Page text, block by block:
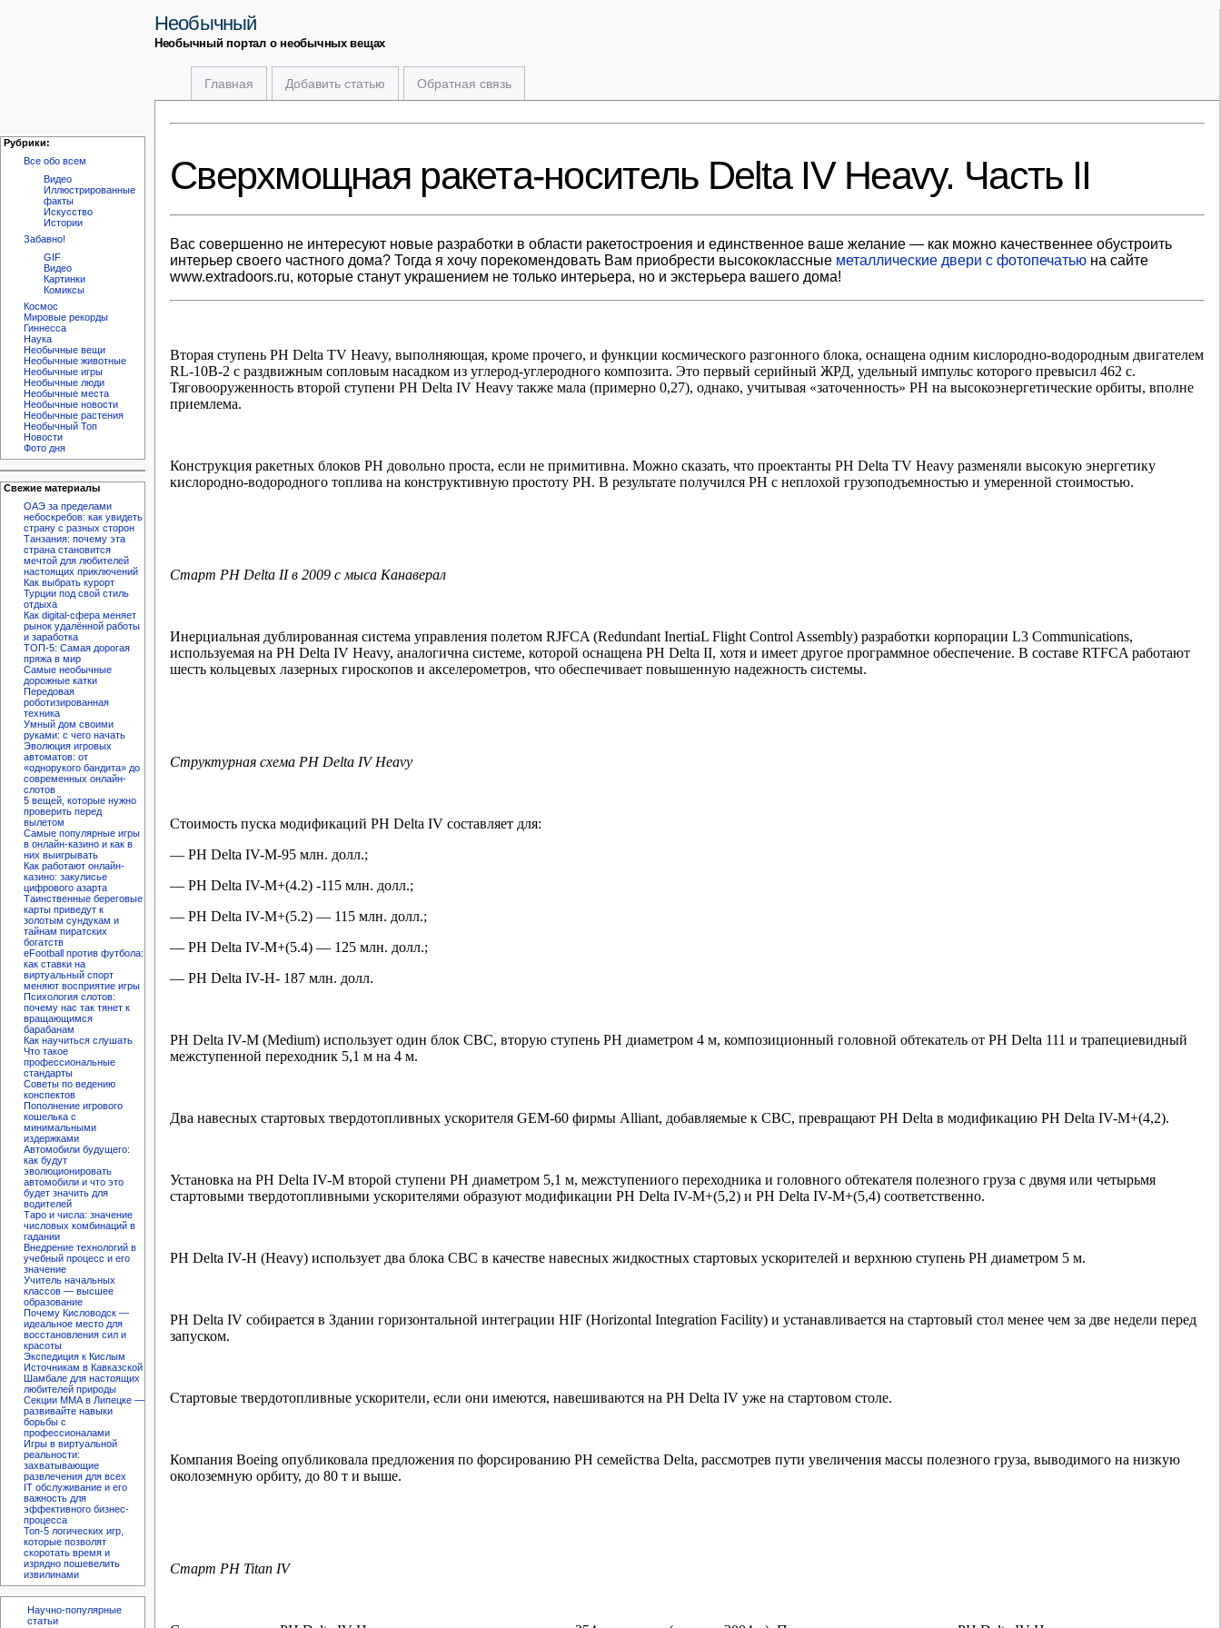
Необычный
Необычный портал о необычных вещах
Рубрики:
Все обо всем
Видео
Иллюстрированные
факты
Искусство
Истории
Забавно!
GIF
Видео
Картинки
Комиксы
Космос
Мировые рекорды
Гиннесса
Наука
Необычные вещи
Необычные животные
Необычные игры
Необычные люди
Необычные места
Необычные новости
Необычные растения
Необычный Топ
Новости
Фото дня
Свежие материалы
ОАЭ за пределами
небоскребов: как увидеть
страну с разных сторон
Танзания: почему эта
страна становится
мечтой для любителей
настоящих приключений
Как выбрать курорт
Турции под свой стиль
отдыха
Как digital-сфера меняет
рынок удалённой работы
и заработка
ТОП-5: Самая дорогая
пряжа в мир
Самые необычные
дорожные катки
Передовая
роботизированная
техника
Умный дом своими
руками: с чего начать
Эволюция игровых
автоматов: от
«однорукого бандита» до
современных онлайн-
слотов
5 вещей, которые нужно
проверить перед
вылетом
Самые популярные игры
в онлайн-казино и как в
них выигрывать
Как работают онлайн-
казино: закулисье
цифрового азарта
Таинственные береговые
карты приведут к
золотым сундукам и
тайнам пиратских
богатств
eFootball против футбола:
как ставки на
виртуальный спорт
меняют восприятие игры
Психология слотов:
почему нас так тянет к
вращающимся
барабанам
Как научиться слушать
Что такое
профессиональные
стандарты
Советы по ведению
конспектов
Пополнение игрового
кошелька с
минимальными
издержками
Автомобили будущего:
как будут
эволюционировать
автомобили и что это
будет значить для
водителей
Таро и числа: значение
числовых комбинаций в
гадании
Внедрение технологий в
учебный процесс и его
значение
Учитель начальных
классов — высшее
образование
Почему Кисловодск —
идеальное место для
восстановления сил и
красоты
Экспедиция к Кислым
Источникам в Кавказской
Шамбале для настоящих
любителей природы
Секции ММА в Липецке —
развивайте навыки
борьбы с
профессионалами
Игры в виртуальной
реальности:
захватывающие
развлечения для всех
IT обслуживание и его
важность для
эффективного бизнес-
процесса
Топ-5 логических игр,
которые позволят
скоротать время и
изрядно пошевелить
извилинами
Научно-популярные
статьи
Главная Добавить статью Обратная связь
Сверхмощная ракета-носитель Delta IV Heavy. Часть II
Вас совершенно не интересуют новые разработки в области ракетостроения и единственное ваше желание — как можно качественнее обустроить
интерьер своего частного дома? Тогда я хочу порекомендовать Вам приобрести высококлассные металлические двери с фотопечатью на сайте
www.extradoors.ru, которые станут украшением не только интерьера, но и экстерьера вашего дома!
Вторая ступень РН Delta TV Heavy, выполняющая, кроме прочего, и функции космического разгонного блока, оснащена одним кислородно-водородным двигателем
RL-10B-2 с раздвижным сопловым насадком из углерод-углеродного композита. Это первый серийный ЖРД, удельный импульс которого превысил 462 с.
Тяговооруженность второй ступени РН Delta IV Heavy также мала (примерно 0,27), однако, учитывая «заточенность» РН на высокоэнергетические орбиты, вполне
приемлема.
Конструкция ракетных блоков РН довольно проста, если не примитивна. Можно сказать, что проектанты РН Delta TV Heavy разменяли высокую энергетику
кислородно-водородного топлива на конструктивную простоту РН. В результате получился РН с неплохой грузоподъемностью и умеренной стоимостью.
Старт РН Delta II в 2009 с мыса Канаверал
Инерциальная дублированная система управления полетом RJFCA (Redundant InertiaL Flight Control Assembly) разработки корпорации L3 Communications,
используемая на РН Delta IV Heavy, аналогична системе, которой оснащена РН Delta II, хотя и имеет другое программное обеспечение. В составе RTFCA работают
шесть кольцевых лазерных гироскопов и акселерометров, что обеспечивает повышенную надежность системы.
Структурная схема РН Delta IV Heavy
Стоимость пуска модификаций РН Delta IV составляет для:
— РН Delta IV-M-95 млн. долл.;
— РН Delta IV-M+(4.2) -115 млн. долл.;
— РН Delta IV-M+(5.2) — 115 млн. долл.;
— РН Delta IV-M+(5.4) — 125 млн. долл.;
— РН Delta IV-H- 187 млн. долл.
РН Delta IV-M (Medium) использует один блок СВС, вторую ступень РН диаметром 4 м, композиционный головной обтекатель от РН Delta 111 и трапециевидный
межступенной переходник 5,1 м на 4 м.
Два навесных стартовых твердотопливных ускорителя GEM-60 фирмы Alliant, добавляемые к СВС, превращают РН Delta в модификацию РН Delta IV-M+(4,2).
Установка на РН Delta IV-M второй ступени РН диаметром 5,1 м, межступениого переходника и головного обтекателя полезного груза с двумя или четырьмя
стартовыми твердотопливными ускорителями образуют модификации РН Delta IV-M+(5,2) и РН Delta IV-M+(5,4) соответственно.
РН Delta IV-H (Heavy) использует два блока СВС в качестве навесных жидкостных стартовых ускорителей и верхнюю ступень РН диаметром 5 м.
РН Delta IV собирается в Здании горизонтальной интеграции HIF (Horizontal Integration Facility) и устанавливается на стартовый стол менее чем за две недели перед
запуском.
Стартовые твердотопливные ускорители, если они имеются, навешиваются на РН Delta IV уже на стартовом столе.
Компания Boeing опубликовала предложения по форсированию РН семейства Delta, рассмотрев пути увеличения массы полезного груза, выводимого на низкую
околоземную орбиту, до 80 т и выше.
Старт РН Titan IV